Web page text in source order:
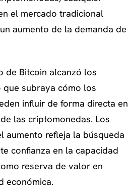
el mercado tradicional
aumento de la demanda de
de Bitcoin alcanzó los
que subraya cómo los
influir de forma directa en
las criptomonedas. Los
aumento refleja la búsqueda
confianza en la capacidad
reserva de valor en
económica.